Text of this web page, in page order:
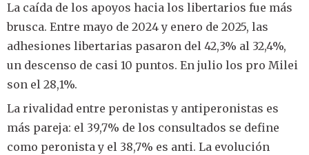
La caída de los apoyos hacia los libertarios fue más
brusca. Entre mayo de 2024 y enero de 2025, las
adhesiones libertarias pasaron del 42,3% al 32,4%,
un descenso de casi 10 puntos. En julio los pro Milei
son el 28,1%.
La rivalidad entre peronistas y antiperonistas es
más pareja: el 39,7% de los consultados se define
como peronista y el 38,7% es anti. La evolución